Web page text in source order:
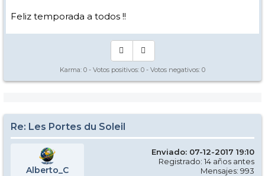
Feliz temporada a todos !!
Karma: 0 - Votos positivos: 0 - Votos negativos: 0
Re: Les Portes du Soleil
Alberto_C
Enviado: 07-12-2017 19:10
Registrado: 14 años antes
Mensajes: 993